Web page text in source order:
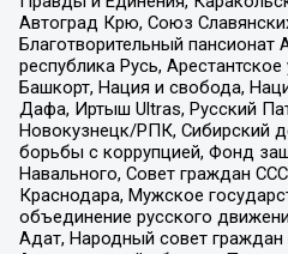
Автоград Крю, Союз
Благотворительный пансионат
республика Русь,
Башкорт, Нация и свобода,
Дафа, Иртыш Ultras, Русский
Новокузнецк/РПК, Сибирский
борьбы с коррупцией, Фонд
Навального, Совет граждан
Краснодара, Мужское
объединение русского
Адат, Народный совет